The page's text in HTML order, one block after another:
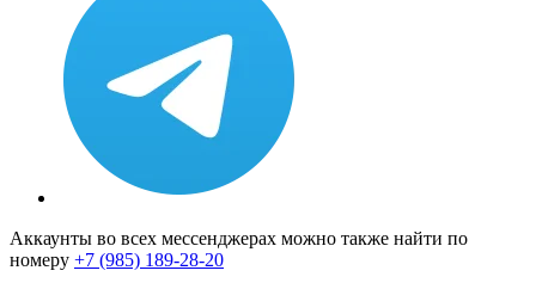
Аккаунты во всех мессенджерах можно также найти по
номеру +7 (985) 189-28-20